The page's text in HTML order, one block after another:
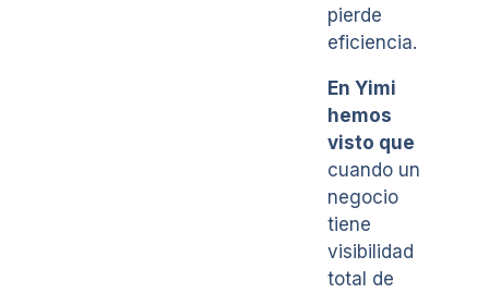
pierde
eficiencia.
En Yimi
hemos
visto que
cuando un
negocio
tiene
visibilidad
total de